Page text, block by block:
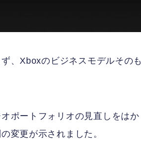
、Xboxのビジネスモデルそのも
ポートフォリオの見直しをはか
変更が示されました。